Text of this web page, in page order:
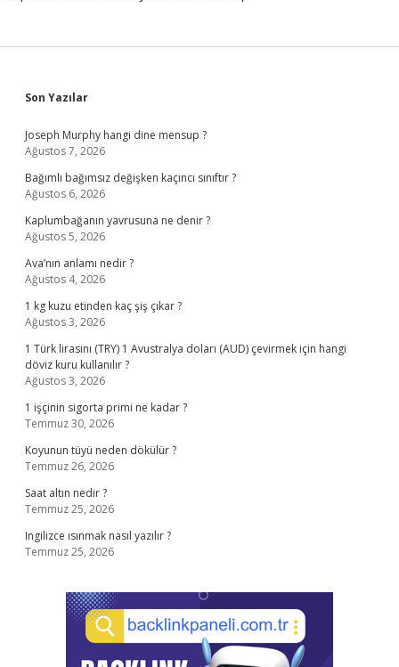
Sidebar
Son Yazılar
Joseph Murphy hangi dine mensup ?
Ağustos 7, 2026
Bağımlı bağımsız değişken kaçıncı sınıftır ?
Ağustos 6, 2026
Kaplumbağanın yavrusuna ne denir ?
Ağustos 5, 2026
Ava’nın anlamı nedir ?
Ağustos 4, 2026
1 kg kuzu etinden kaç şiş çıkar ?
Ağustos 3, 2026
1 Türk lirasını (TRY) 1 Avustralya doları (AUD) çevirmek için hangi
döviz kuru kullanılır ?
Ağustos 3, 2026
1 işçinin sigorta primi ne kadar ?
Temmuz 30, 2026
Koyunun tüyü neden dökülür ?
Temmuz 26, 2026
Saat altın nedir ?
Temmuz 25, 2026
Ingilizce ısınmak nasıl yazılır ?
Temmuz 25, 2026